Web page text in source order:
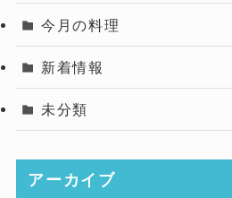
今月の料理
新着情報
未分類
アーカイブ